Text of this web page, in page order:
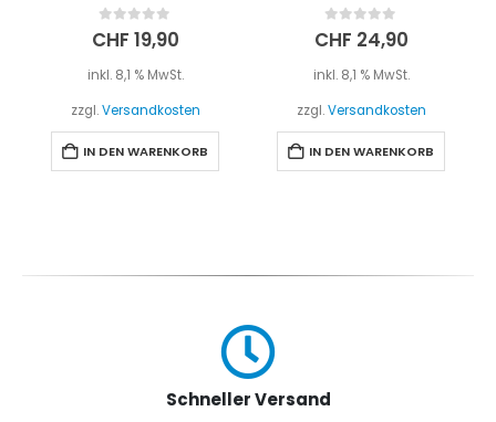
0 out of 5
CHF 19,90
inkl. 8,1 % MwSt.
zzgl.Versandkosten
IN DEN WARENKORB
0out of 5
CHF 24,90
inkl. 8,1 % MwSt.
zzgl.Versandkosten
IN DEN WARENKORB
Schneller Versand